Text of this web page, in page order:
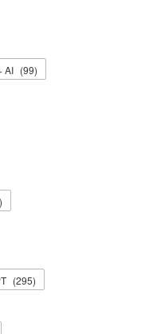
AI (99)
)
(295)